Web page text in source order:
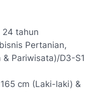
24 tahun
Pertanian,
Pariwisata)/D3-S1
cm (Laki-laki) &